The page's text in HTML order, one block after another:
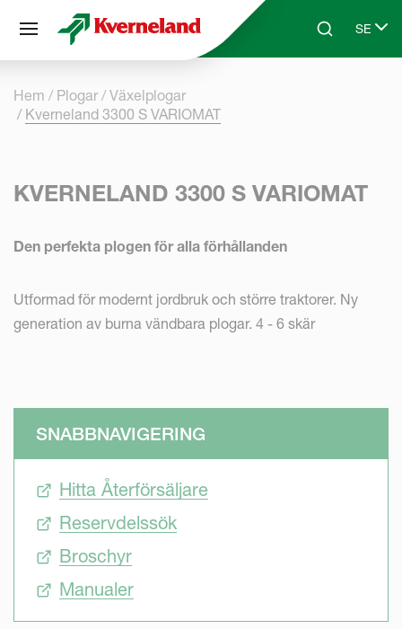
Skip to main contentSearchSE
Select
Hem Plogar
Växelplogar
Kverneland 3300 S VARIOMAT
KVERNELAND 3300 S VARIOMAT
Den perfekta plogen för alla förhållanden
Utformad för modernt jordbruk och större traktorer. Ny
generation av burna vändbara plogar. 4 - 6 skär
SNABBNAVIGERING
Hitta Återförsäljare
Reservdelssök
Broschyr
Manualer
Cookie- hanteringspanel